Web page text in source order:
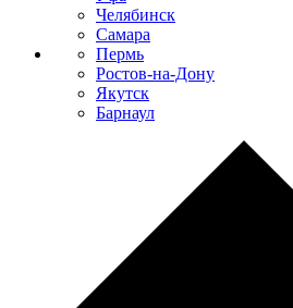
Челябинск
Самара
Пермь
Ростов-на-Дону
Якутск
Барнаул